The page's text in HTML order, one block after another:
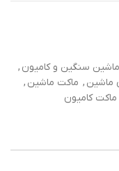
سنگین و کامیون ,
ماشین , ماکت ماشین ,
ماکت کامیون